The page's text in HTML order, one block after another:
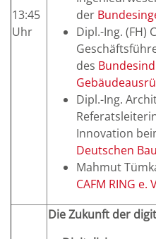
13:45
Uhr
der
Dipl.-Ing. (FH)
des
Dipl.-Ing.
Innovation
Deutschen
Mahmut
CAFM RING e.
Die Zukunft der